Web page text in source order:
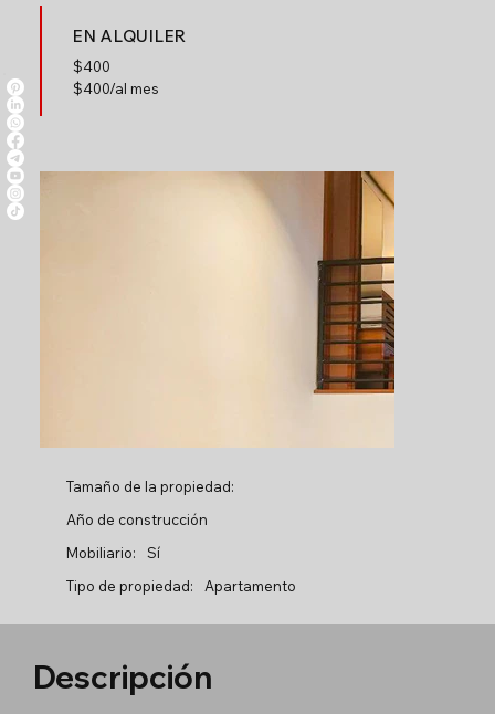
EN ALQUILER
$400
$400/al mes
Tamaño de la propiedad:
Año de construcción
Mobiliario:
Sí
Tipo de propiedad:
Apartamento
Descripción